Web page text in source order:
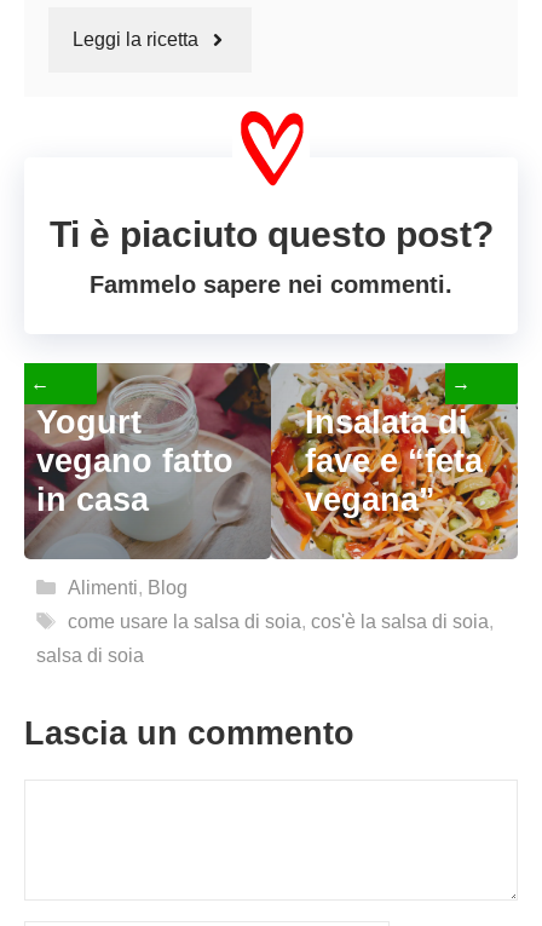
Leggi la ricetta
Ti è piaciuto questo post?
Fammelo sapere nei commenti.
Yogurt
vegano fatto
in casa
← →
Insalata di
fave e “feta
vegana”
Categorie
Alimenti, Blog
Tag
come usare la salsa di soia, cos'è la salsa di soia,
salsa di soia
Lascia un commento